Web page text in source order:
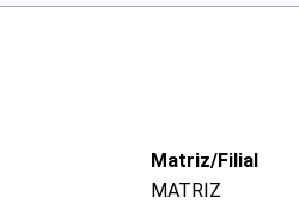
Matriz/Filial
MATRIZ